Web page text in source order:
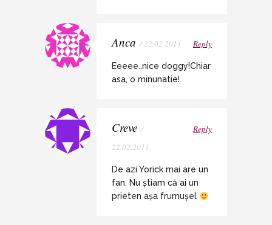
Anca / 22.02.2011 Reply
Eeeee..nice doggy!Chiar
asa, o minunatie!
Creve /
22.02.2011
Reply
De azi Yorick mai are un
fan. Nu știam că ai un
prieten așa frumușel